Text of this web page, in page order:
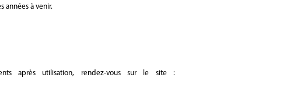
années à venir.
après utilisation, rendez-vous sur le site :